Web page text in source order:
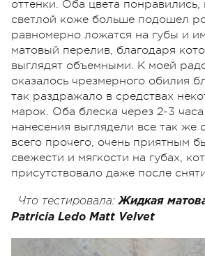
оттенки. Оба цвета понравились,
светлой коже больше подошел
равномерно ложатся на губы и
матовый перелив, благодаря
выглядят объемными. К моей
оказалось чрезмерного обилия
так раздражало в средствах
марок. Оба блеска через 2-3
нанесения выглядели все так же
всего прочего, очень приятным
свежести и мягкости на губах,
присутствовало даже после
Что тестировала:Жидкая
Patricia Ledo Matt Velvet